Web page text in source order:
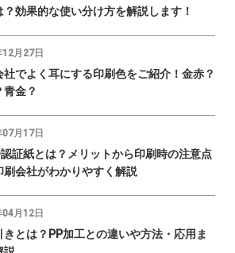
？効果的な使い分け方を解説します！
月27日
社でよく耳にする印刷色をご紹介！金赤？
青金？
月17日
証紙とは？メリットから印刷時の注意点
刷会社がわかりやすく解説
月12日
きとは？PP加工との違いや方法・応用ま